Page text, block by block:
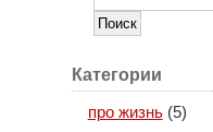
Категории
про жизнь(5)